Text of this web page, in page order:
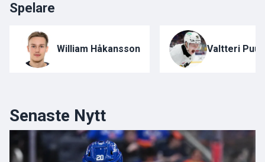
Spelare
William Håkansson Valtteri
Senaste Nytt